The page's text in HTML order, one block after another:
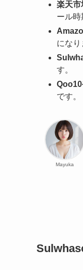
楽天市
ール時
になり
す。
Qoo10
です。
Mayuka